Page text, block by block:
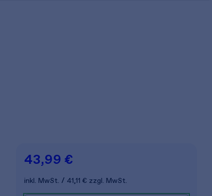
43,99 €
inkl. MwSt. 41,11 € zzgl. MwSt.